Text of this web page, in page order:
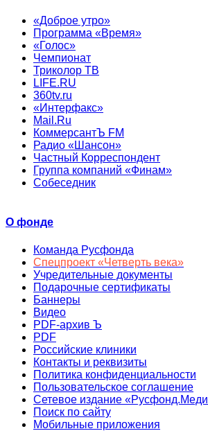
«Доброе утро»
Программа «Время»
«Голос»
Чемпионат
Триколор ТВ
LIFE.RU
360tv.ru
«Интерфакс»
Mail.Ru
КоммерсантЪ FM
Радио «Шансон»
Частный Корреспондент
Группа компаний «Финам»
Собеседник
О фонде
Команда Русфонда
Спецпроект «Четверть века»
Учредительные документы
Подарочные сертификаты
Баннеры
Видео
PDF-архив Ъ
PDF
Российские клиники
Контакты и реквизиты
Политика конфиденциальности
Пользовательское соглашение
Сетевое издание
Поиск по сайту
Мобильные приложения